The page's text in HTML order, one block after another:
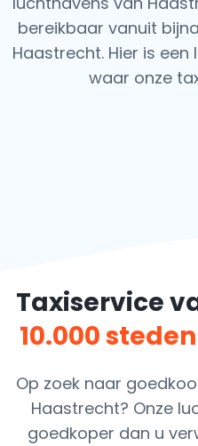
bereikbaar vanuit
Haastrecht. Hier is
waar onze
Taxiservice
10.000 steden
Op zoek naar
Haastrecht? Onze
goedkoper dan u